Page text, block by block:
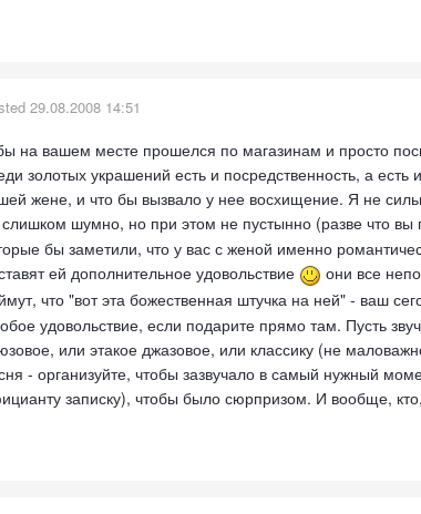
29.08.2008 14:51
на вашем месте прошелся по магазинам и просто
золотых украшений есть и посредственность, а
жене, и что бы вызвало у нее восхищение. Я не
шумно, но при этом не пустынно (разве что вы
бы заметили, что у вас с женой именно
ей дополнительное удовольствие
они все
что "вот эта божественная штучка на ней" - ваш
удовольствие, если подарите прямо там. Пусть
или этакое джазовое, или классику (не
- организуйте, чтобы зазвучало в самый нужный
записку), чтобы было сюрпризом. И вообще,